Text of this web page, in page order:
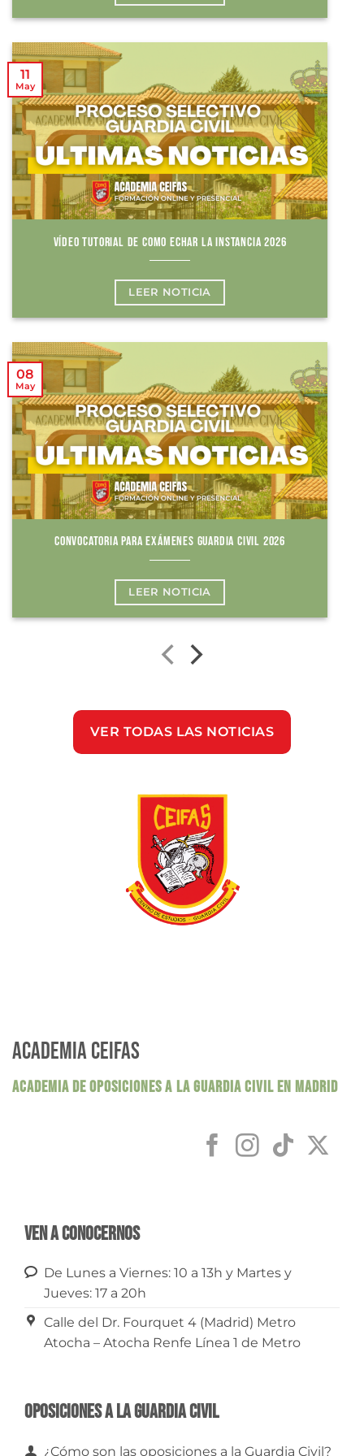
VÍDEO TUTORIAL DE COMO ECHAR LA INSTANCIA 2026
LEER NOTICIA
11
May
CONVOCATORIA PARA EXÁMENES GUARDIA CIVIL 2026
LEER NOTICIA
08
May
VER TODAS LAS NOTICIAS
ACADEMIA CEIFAS
ACADEMIA DE OPOSICIONES A LA GUARDIA CIVIL EN MADRID
Ven a conocernos
De Lunes a Viernes: 10 a 13h y Martes y
Jueves: 17 a 20h
Calle del Dr. Fourquet 4 (Madrid) Metro
Atocha – Atocha Renfe Línea 1 de Metro
Oposiciones a la Guardia Civil
¿Cómo son las oposiciones a la Guardia Civil?